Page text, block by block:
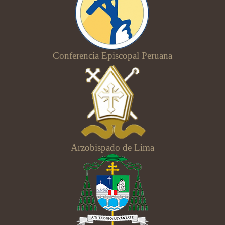
Conferencia Episcopal Peruana
Arzobispado de Lima